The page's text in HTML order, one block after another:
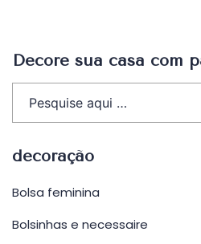
Decore sua casa com
decoração
Bolsa feminina
Bolsinhas e necessaire